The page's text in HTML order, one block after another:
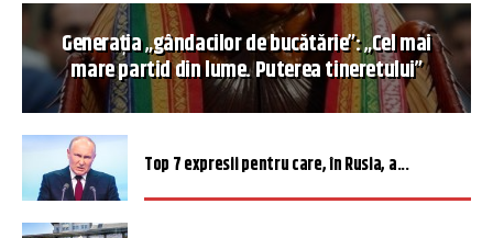
Generația „gândacilor de bucătărie”: „Cel mai
mare partid din lume. Puterea tineretului”
Top 7 expresii pentru care, în Rusia, a...